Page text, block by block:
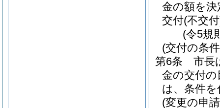
金の額を
交付(不交
(令5規
(交付の条
第6条
市長
金の交付
は、条件
(変更の申